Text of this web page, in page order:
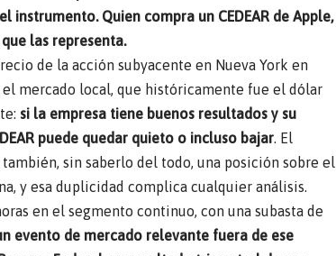
Quien compra un CEDEAR de Apple,
las representa.
de la acción subyacente en Nueva York en
mercado local, que históricamente fue el dólar
si la empresa tiene buenos resultados y su
puede quedar quieto o incluso bajar. El
sin saberlo del todo, una posición sobre el
y esa duplicidad complica cualquier análisis.
en el segmento continuo, con una subasta de
evento de mercado relevante fuera de ese